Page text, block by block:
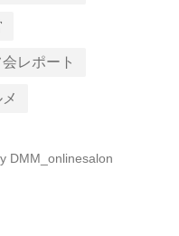
レポート
DMM_onlinesalon